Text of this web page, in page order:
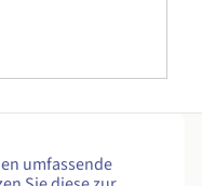
umfassende